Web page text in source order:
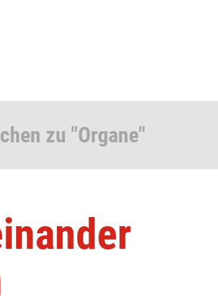
zu "Organe"